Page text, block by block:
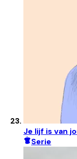
Je lijf is van
Serie